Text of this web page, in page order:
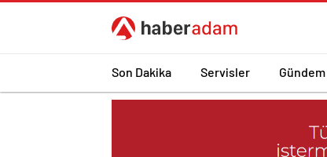
Son Dakika Servisler Gündem